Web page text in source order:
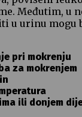
Međutim, u
u urinu
pri mokrenju
za mokrenjem
ili donjem